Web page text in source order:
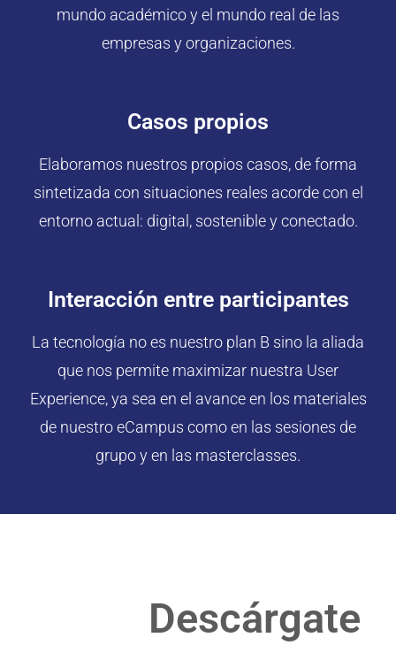
mundo académico y el mundo real de las
empresas y organizaciones.
Casos propios
Elaboramos nuestros propios casos, de forma
sintetizada con situaciones reales acorde con el
entorno actual: digital, sostenible y conectado.
Interacción entre participantes
La tecnología no es nuestro plan B sino la aliada
que nos permite maximizar nuestra User
Experience, ya sea en el avance en los materiales
de nuestro eCampus como en las sesiones de
grupo y en las masterclasses.
Descárgate